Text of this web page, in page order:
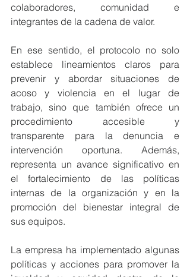
colaboradores, comunidad e
integrantes de la cadena de valor.
En ese sentido, el protocolo no solo
establece lineamientos claros para
prevenir y abordar situaciones de
acoso y violencia en el lugar de
trabajo, sino que también ofrece un
procedimiento accesible y
transparente para la denuncia e
intervención oportuna. Además,
representa un avance significativo en
el fortalecimiento de las políticas
internas de la organización y en la
promoción del bienestar integral de
sus equipos.
La empresa ha implementado algunas
políticas y acciones para promover la